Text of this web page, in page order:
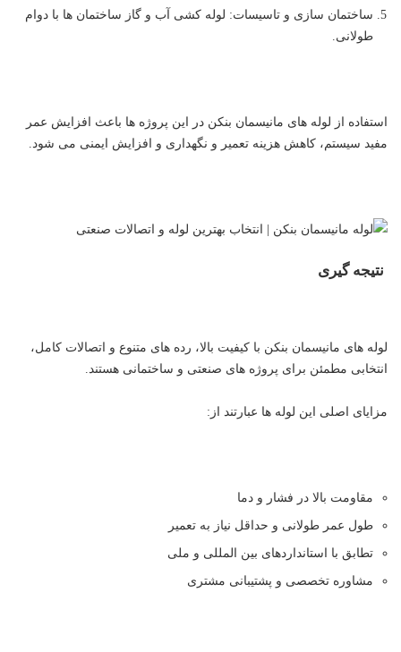
ساختمان سازی و تاسیسات: لوله کشی آب و گاز ساختمان ها با دوام
طولانی.
استفاده از لوله های مانیسمان بنکن در این پروژه ها باعث افزایش عمر
مفید سیستم، کاهش هزینه تعمیر و نگهداری و افزایش ایمنی می شود.
نتیجه گیری
لوله های مانیسمان بنکن با کیفیت بالا، رده های متنوع و اتصالات کامل،
انتخابی مطمئن برای پروژه های صنعتی و ساختمانی هستند.
مزایای اصلی این لوله ها عبارتند از:
مقاومت بالا در فشار و دما
طول عمر طولانی و حداقل نیاز به تعمیر
تطابق با استانداردهای بین المللی و ملی
مشاوره تخصصی و پشتیبانی مشتری